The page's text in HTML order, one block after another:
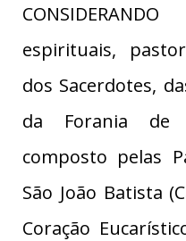
espirituais,
dos Sacerdotes,
da Forania de
composto pelas
São João Batista
Coração